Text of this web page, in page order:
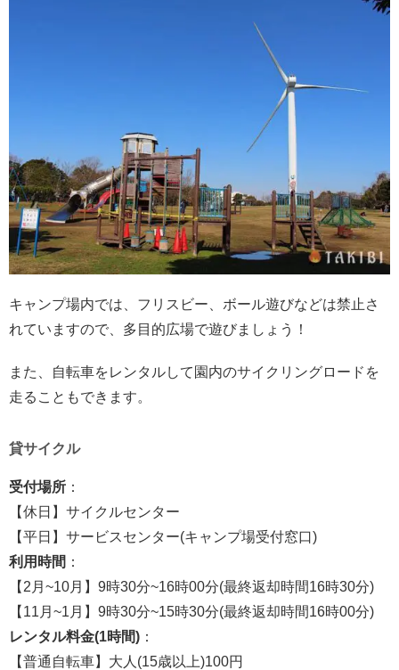
キャンプ場内では、フリスビー、ボール遊びなどは禁止さ
れていますので、多目的広場で遊びましょう！
また、自転車をレンタルして園内のサイクリングロードを
走ることもできます。
貸サイクル
受付場所 ：
【休日】サイクルセンター
【平日】サービスセンター(キャンプ場受付窓口)
利用時間 ：
【2月~10月】9時30分~16時00分(最終返却時間16時30分)
【11月~1月】9時30分~15時30分(最終返却時間16時00分)
レンタル料金(1時間) ：
【普通自転車】大人(15歳以上)100円